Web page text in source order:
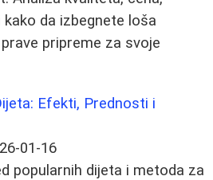
da izbegnete loša
pripreme za svoje
Efekti, Prednosti i
01-16
popularnih dijeta i metoda za